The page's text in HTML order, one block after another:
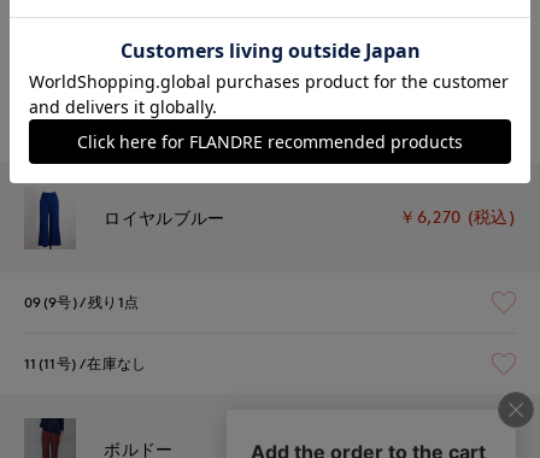
09(9号) 残りわずか 1週間前後で出荷予定
残り1点
ロイヤルブルー ￥6,270 (税込)
09(9号) 残り1点
11(11号) 在庫なし
ボルドー ￥6,270 (税込)